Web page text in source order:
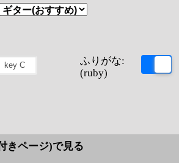
ふりがな:
(ruby)
きページ)で見る